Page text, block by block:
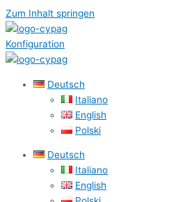
Zum Inhalt springen
Konfiguration
Deutsch
Italiano
English
Polski
Deutsch
Italiano
English